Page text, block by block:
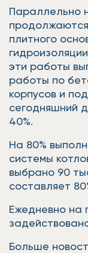
Параллельно
плитного
эти работы
работы по
корпусов и
сегодняшний
40%.
На 80%
системы
выбрано 90
составляет
Ежедневно на
Больше